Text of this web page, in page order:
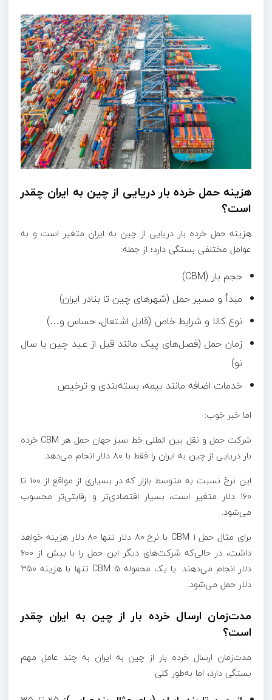
هزینه حمل خرده‌ بار دریایی از چین به ایران چقدر
است؟
هزینه‌ حمل خرده بار دریایی از چین به ایران متغیر است و به
عوامل مختلفی بستگی دارد؛ از جمله:
حجم بار (CBM)
مبدأ و مسیر حمل (شهرهای چین تا بنادر ایران)
نوع کالا و شرایط خاص (قابل‌ اشتعال، حساس و…)
زمان حمل (فصل‌های پیک مانند قبل از عید چین یا سال
نو)
خدمات اضافه مانند بیمه، بسته‌بندی و ترخیص
اما خبر خوب:
شرکت حمل و نقل بین المللی خط سبز جهان حمل هر CBM خرده‌
بار دریایی از چین به ایران را فقط با ۸۰ دلار انجام می‌دهد.
این نرخ نسبت به متوسط بازار که در بسیاری از مواقع از ۱۰۰ تا
۱۶۰ دلار متغیر است، بسیار اقتصادی‌تر و رقابتی‌تر محسوب
می‌شود.
برای مثال حمل 1 CBM با نرخ ۸۰ دلار تنها ۸۰ دلار هزینه خواهد
داشت، در حالی‌که شرکت‌های دیگر این حمل را با بیش از ۶۰۰
دلار انجام می‌دهند. یا یک محموله 5 CBM تنها با هزینه ۳۵۰
دلار حمل می‌شود.
مدت‌زمان ارسال خرده بار از چین به ایران چقدر
است؟
مدت‌زمان ارسال خرده بار از چین به ایران به چند عامل مهم
بستگی دارد، اما به‌طور کلی: